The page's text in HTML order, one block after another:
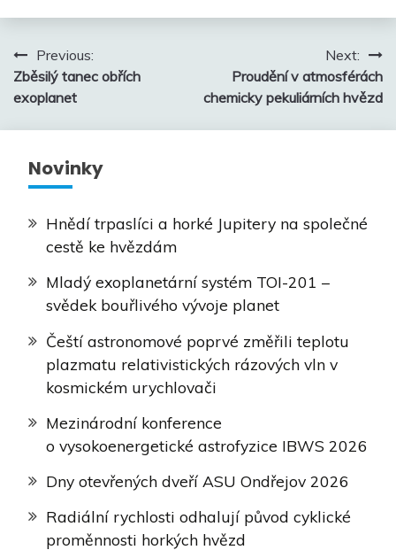
Navigace
pro
příspěvek
Previous:
Zběsilý tanec obřích
exoplanet
Next:
Proudění v atmosférách
chemicky pekuliárních hvězd
Novinky
Hnědí trpaslíci a horké Jupitery na společné
cestě ke hvězdám
Mladý exoplanetární systém TOI-201 –
svědek bouřlivého vývoje planet
Čeští astronomové poprvé změřili teplotu
plazmatu relativistických rázových vln v
kosmickém urychlovači
Mezinárodní konference
o vysokoenergetické astrofyzice IBWS 2026
Dny otevřených dveří ASU Ondřejov 2026
Radiální rychlosti odhalují původ cyklické
proměnnosti horkých hvězd